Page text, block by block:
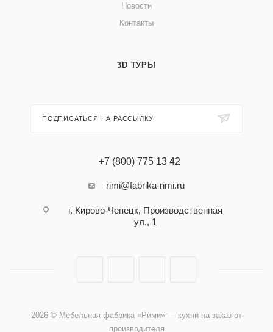
Новости
Контакты
3D ТУРЫ
ПОДПИСАТЬСЯ НА РАССЫЛКУ
+7 (800) 775 13 42
rimi@fabrika-rimi.ru
г. Кирово-Чепецк, Производственная
ул., 1
2026 © Мебельная фабрика «Рими» — кухни на заказ от
производителя